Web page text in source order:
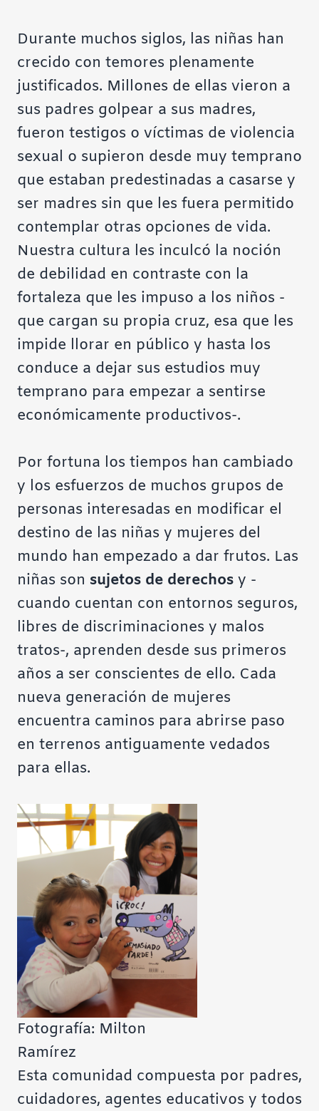
Durante muchos siglos, las niñas han
crecido con temores plenamente
justificados. Millones de ellas vieron a
sus padres golpear a sus madres,
fueron testigos o víctimas de violencia
sexual o supieron desde muy temprano
que estaban predestinadas a casarse y
ser madres sin que les fuera permitido
contemplar otras opciones de vida.
Nuestra cultura les inculcó la noción
de debilidad en contraste con la
fortaleza que les impuso a los niños -
que cargan su propia cruz, esa que les
impide llorar en público y hasta los
conduce a dejar sus estudios muy
temprano para empezar a sentirse
económicamente productivos-.
Por fortuna los tiempos han cambiado
y los esfuerzos de muchos grupos de
personas interesadas en modificar el
destino de las niñas y mujeres del
mundo han empezado a dar frutos. Las
niñas son sujetos de derechos y -
cuando cuentan con entornos seguros,
libres de discriminaciones y malos
tratos-, aprenden desde sus primeros
años a ser conscientes de ello. Cada
nueva generación de mujeres
encuentra caminos para abrirse paso
en terrenos antiguamente vedados
para ellas.
Fotografía: Milton
Ramírez
Esta comunidad compuesta por padres,
cuidadores, agentes educativos y todos